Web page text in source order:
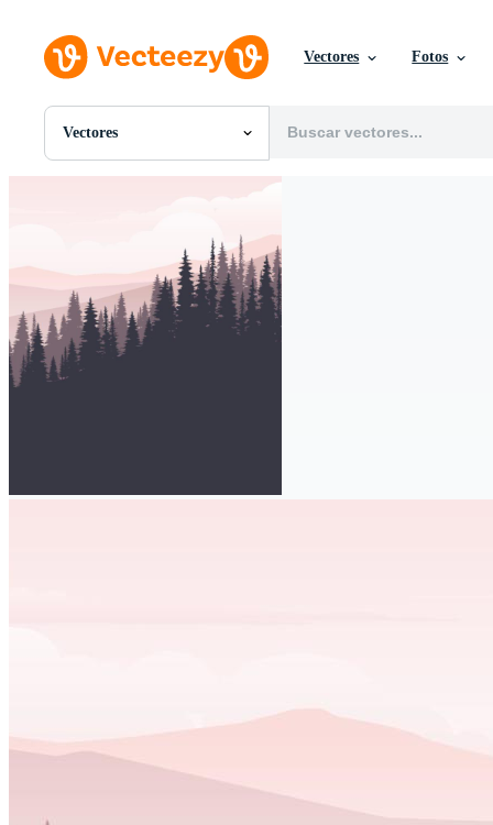
Vectores Fotos
Vectores
Todas Imágenes
Plantillas
Vectores
Videos
Gráficos en Movimiento